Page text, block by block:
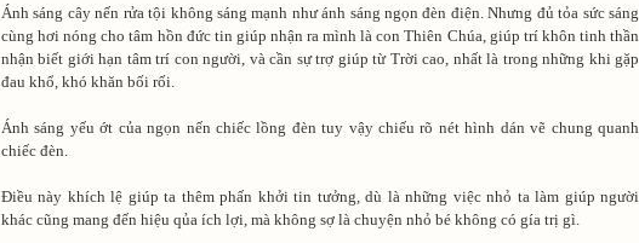
Ánh sáng cây nến rửa tội không sáng mạnh như ánh sáng ngọn đèn điện. Nhưng đủ tỏa sức sáng
cùng hơi nóng cho tâm hồn đức tin giúp nhận ra mình là con Thiên Chúa, giúp trí khôn tinh thần
nhận biết giới hạn tâm trí con người, và cần sự trợ giúp từ Trời cao, nhất là trong những khi gặp
đau khổ, khó khăn bối rối.
Ánh sáng yếu ớt của ngọn nến chiếc lồng đèn tuy vậy chiếu rõ nét hình dán vẽ chung quanh
chiếc đèn.
Điều này khích lệ giúp ta thêm phấn khởi tin tưởng, dù là những việc nhỏ ta làm giúp người
khác cũng mang đến hiệu qủa ích lợi, mà không sợ là chuyện nhỏ bé không có gía trị gì.